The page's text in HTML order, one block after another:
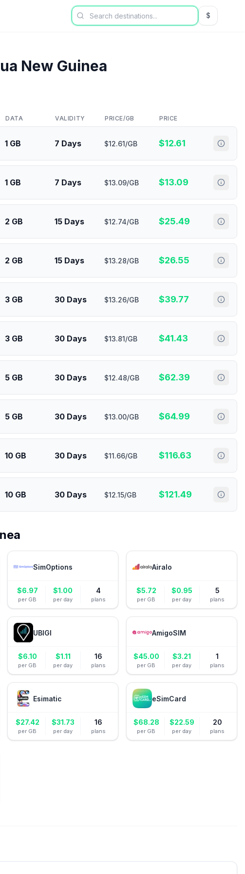
$USD US
New Guinea
DATA VALIDITY PRICE/GB PRICE
1 GB 7 Days $12.61/GB $12.61
1 GB 7 Days $13.09/GB $13.09
2 GB 15 Days $12.74/GB $25.49
2 GB 15 Days $13.28/GB $26.55
3 GB 30 Days $13.26/GB $39.77
3 GB 30 Days $13.81/GB $41.43
5 GB 30 Days $12.48/GB $62.39
5 GB 30 Days $13.00/GB $64.99
10 GB 30 Days $11.66/GB $116.63
10 GB 30 Days $12.15/GB $121.49
SimOptions
$6.97
per GB
$1.00
per day
4
plans
Airalo
$5.72
per GB
$0.95
per day
5
plans
UBIGI
$6.10
per GB
$1.11
per day
16
plans
AmigoSIM
$45.00
per GB
$3.21
per day
1
plans
Esimatic
$27.42
per GB
$31.73
per day
16
plans
eSimCard
$68.28
per GB
$22.59
per day
20
plans